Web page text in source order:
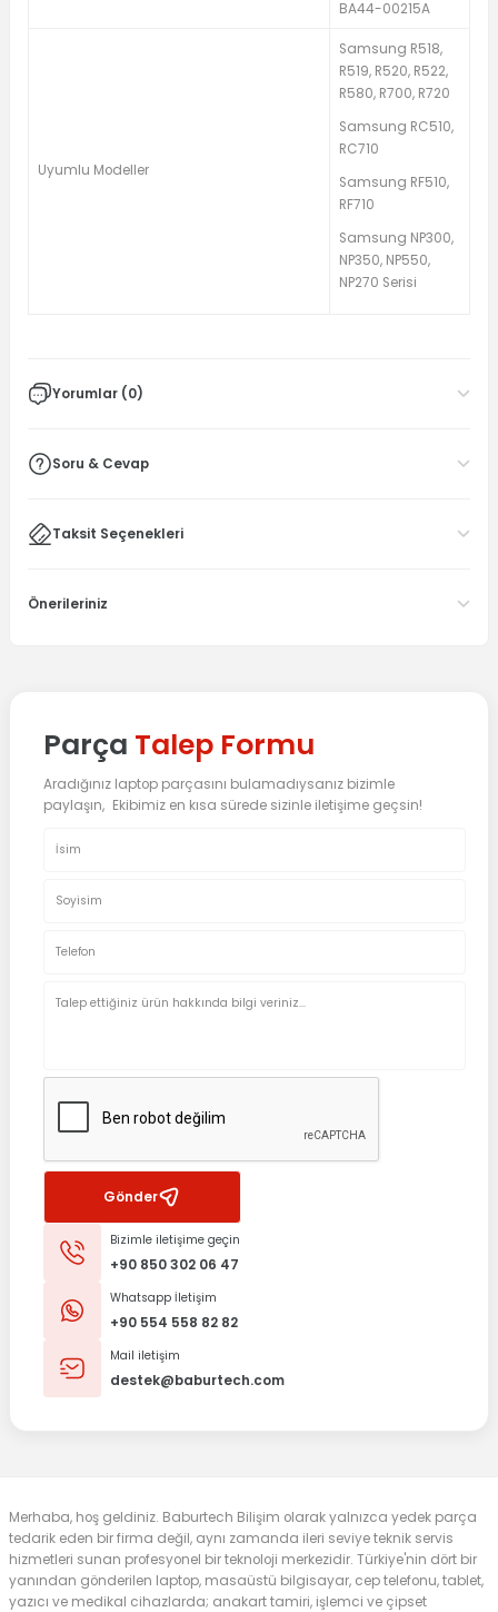
BA44-00215A
Uyumlu Modeller
Samsung R518,
R519, R520, R522,
R580, R700, R720
Samsung RC510,
RC710
Samsung RF510,
RF710
Samsung NP300,
NP350, NP550,
NP270 Serisi
Yorumlar (0)
Soru & Cevap
Taksit Seçenekleri
Önerileriniz
Parça Talep Formu
Aradığınız laptop parçasını bulamadıysanız bizimle
paylaşın, Ekibimiz en kısa sürede sizinle iletişime geçsin!
Gönder
Bizimle iletişime geçin
+90 850 302 06 47
Whatsapp İletişim
+90 554 558 82 82
Mail iletişim
destek@baburtech.com
Merhaba, hoş geldiniz. Baburtech Bilişim olarak yalnızca yedek parça
tedarik eden bir firma değil, aynı zamanda ileri seviye teknik servis
hizmetleri sunan profesyonel bir teknoloji merkezidir. Türkiye'nin dört bir
yanından gönderilen laptop, masaüstü bilgisayar, cep telefonu, tablet,
yazıcı ve medikal cihazlarda; anakart tamiri, işlemci ve çipset